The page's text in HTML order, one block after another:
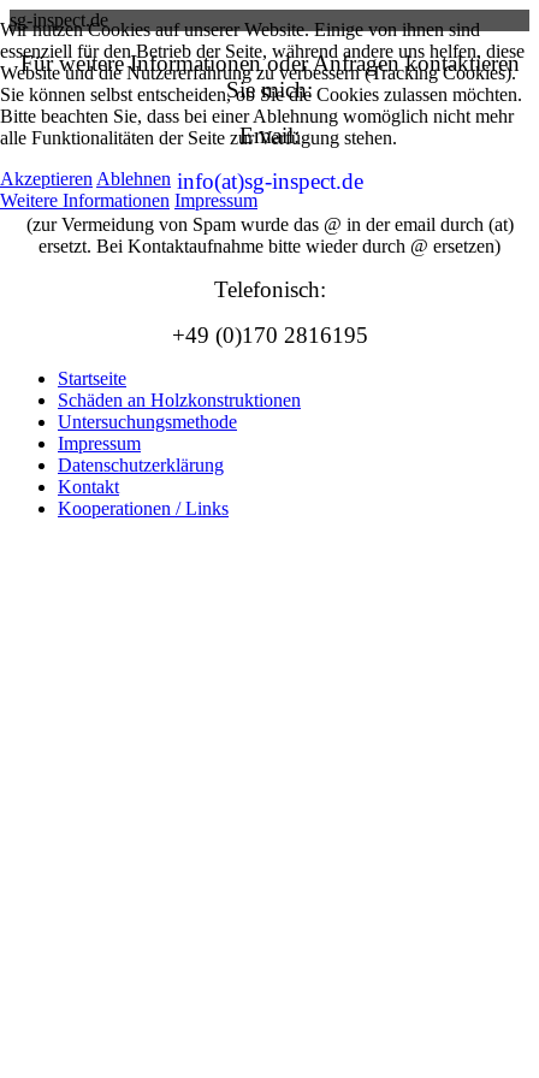
sg-inspect.de
Für weitere Informationen oder Anfragen kontaktieren
Sie mich:
Email:
info(at)sg-inspect.de
(zur Vermeidung von Spam wurde das @ in der email durch (at)
ersetzt. Bei Kontaktaufnahme bitte wieder durch @ ersetzen)
Telefonisch:
+49 (0)170 2816195
Startseite
Schäden an Holzkonstruktionen
Untersuchungsmethode
Impressum
Datenschutzerklärung
Kontakt
Kooperationen / Links
Wir nutzen Cookies auf unserer Website. Einige von ihnen sind
essenziell für den Betrieb der Seite, während andere uns helfen, diese
Website und die Nutzererfahrung zu verbessern (Tracking Cookies).
Sie können selbst entscheiden, ob Sie die Cookies zulassen möchten.
Bitte beachten Sie, dass bei einer Ablehnung womöglich nicht mehr
alle Funktionalitäten der Seite zur Verfügung stehen.
Akzeptieren Ablehnen
Weitere Informationen Impressum